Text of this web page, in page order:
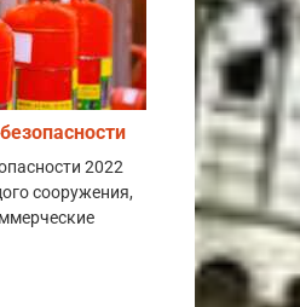
2022
сооружения,